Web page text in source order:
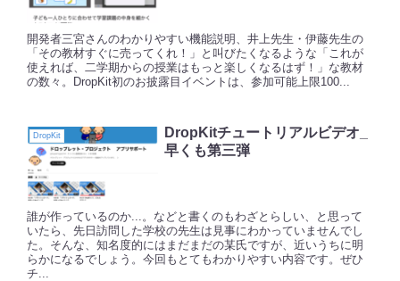
開発者三宮さんのわかりやすい機能説明、井上先生・伊藤先生の
「その教材すぐに売ってくれ！」と叫びたくなるような「これが
使えれば、二学期からの授業はもっと楽しくなるはず！」な教材
の数々。DropKit初のお披露目イベントは、参加可能上限100...
DropKit
DropKitチュートリアルビデオ_
早くも第三弾
誰が作っているのか...。などと書くのもわざとらしい、と思って
いたら、先日訪問した学校の先生は見事にわかっていませんでし
た。そんな、知名度的にはまだまだの某氏ですが、近いうちに明
らかになるでしょう。今回もとてもわかりやすい内容です。ぜひ
チ...